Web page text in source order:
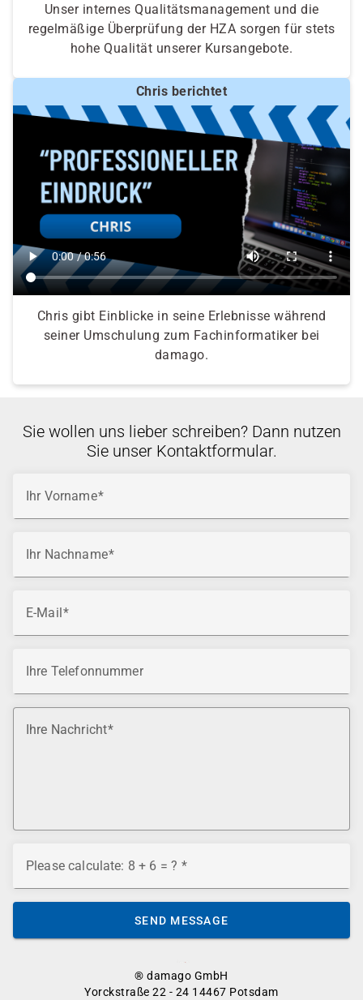
Unser internes Qualitätsmanagement und die
regelmäßige Überprüfung der HZA sorgen für stets
hohe Qualität unserer Kursangebote.
Chris berichtet
Chris gibt Einblicke in seine Erlebnisse während
seiner Umschulung zum Fachinformatiker bei
damago.
® damago GmbH
Yorckstraße 22 - 24 14467 Potsdam
Sie wollen uns lieber schreiben? Dann nutzen
Sie unser Kontaktformular.
Ihr Vorname
Ihr Nachname
E-Mail
Ihre Telefonnummer
Ihre Nachricht
Please calculate: 8 + 6 = ?
SEND MESSAGE